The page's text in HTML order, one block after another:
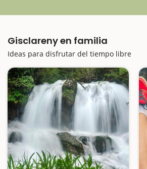
Gisclareny en familia
Ideas para disfrutar del tiempo libre